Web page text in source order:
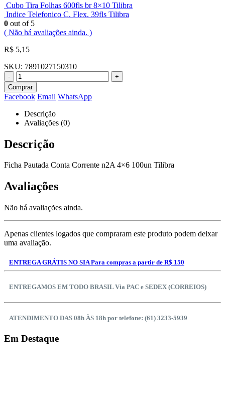
Cubo Tira Folhas 600fls br 8×10 Tilibra
Indice Telefonico C. Flex. 39fls Tilibra
0 out of 5
( Não há avaliações ainda. )
R$ 5,15
SKU: 7891027150310
-
+
Comprar
Facebook Email WhatsApp
Descrição
Avaliações (0)
Descrição
Ficha Pautada Conta Corrente n2A 4×6 100un Tilibra
Avaliações
Não há avaliações ainda.
Apenas clientes logados que compraram este produto podem deixar
uma avaliação.
ENTREGA GRÁTIS NO SIA Para compras a partir de R$ 150
ENTREGAMOS EM TODO BRASIL Via PAC e SEDEX (CORREIOS)
ATENDIMENTO DAS 08h ÀS 18h por telefone: (61) 3233-5939
Em Destaque